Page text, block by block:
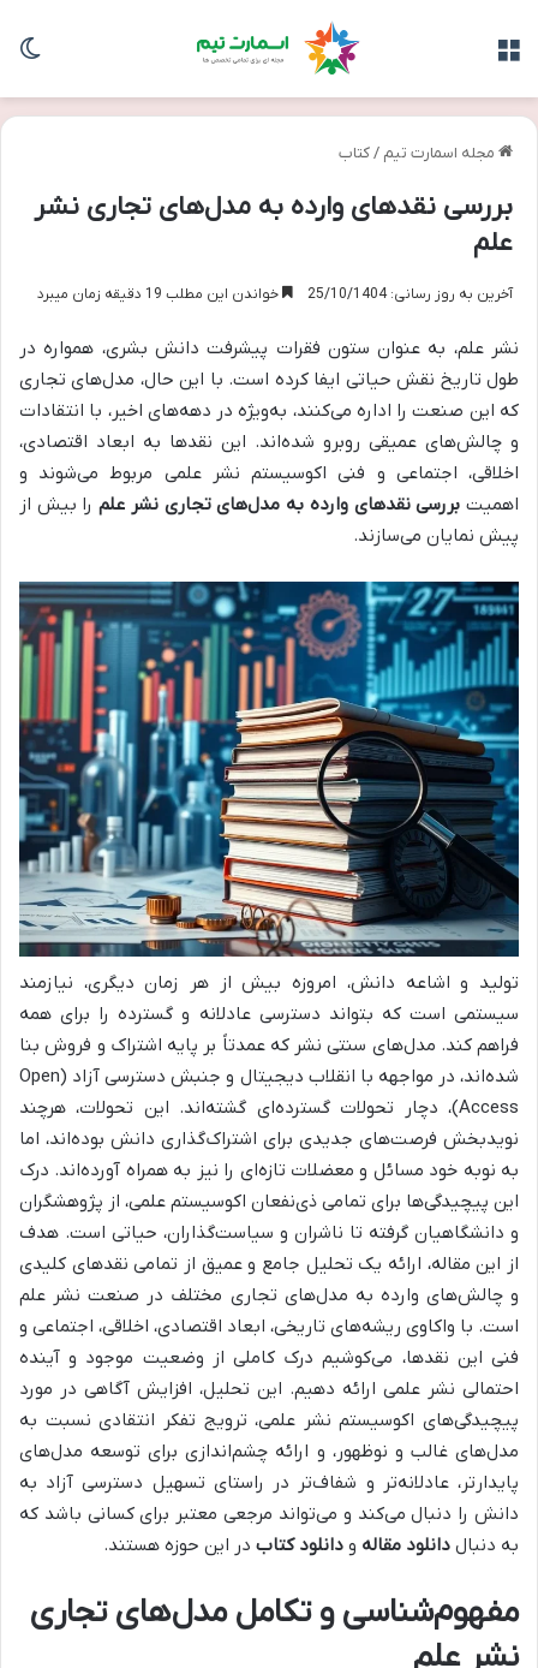
مجله اسمارت تیم /کتاب
بررسی نقدهای وارده به مدل‌های تجاری نشر
علم
آخرین به روز رسانی: 25/10/1404 خواندن این مطلب 19 دقیقه زمان میبرد
نشر علم، به عنوان ستون فقرات پیشرفت دانش بشری، همواره در
طول تاریخ نقش حیاتی ایفا کرده است. با این حال، مدل‌های تجاری
که این صنعت را اداره می‌کنند، به‌ویژه در دهه‌های اخیر، با انتقادات
و چالش‌های عمیقی روبرو شده‌اند. این نقدها به ابعاد اقتصادی،
اخلاقی، اجتماعی و فنی اکوسیستم نشر علمی مربوط می‌شوند و
اهمیت بررسی نقدهای وارده به مدل‌های تجاری نشر علمرا بیش از
پیش نمایان می‌سازند.
تولید و اشاعه دانش، امروزه بیش از هر زمان دیگری، نیازمند
سیستمی است که بتواند دسترسی عادلانه و گسترده را برای همه
فراهم کند. مدل‌های سنتی نشر که عمدتاً بر پایه اشتراک و فروش بنا
شده‌اند، در مواجهه با انقلاب دیجیتال و جنبش دسترسی آزاد (Open
Access)، دچار تحولات گسترده‌ای گشته‌اند. این تحولات، هرچند
نویدبخش فرصت‌های جدیدی برای اشتراک‌گذاری دانش بوده‌اند، اما
به نوبه خود مسائل و معضلات تازه‌ای را نیز به همراه آورده‌اند. درک
این پیچیدگی‌ها برای تمامی ذی‌نفعان اکوسیستم علمی، از پژوهشگران
و دانشگاهیان گرفته تا ناشران و سیاست‌گذاران، حیاتی است. هدف
از این مقاله، ارائه یک تحلیل جامع و عمیق از تمامی نقدهای کلیدی
و چالش‌های وارده به مدل‌های تجاری مختلف در صنعت نشر علم
است. با واکاوی ریشه‌های تاریخی، ابعاد اقتصادی، اخلاقی، اجتماعی و
فنی این نقدها، می‌کوشیم درک کاملی از وضعیت موجود و آینده
احتمالی نشر علمی ارائه دهیم. این تحلیل، افزایش آگاهی در مورد
پیچیدگی‌های اکوسیستم نشر علمی، ترویج تفکر انتقادی نسبت به
مدل‌های غالب و نوظهور، و ارائه چشم‌اندازی برای توسعه مدل‌های
پایدارتر، عادلانه‌تر و شفاف‌تر در راستای تسهیل دسترسی آزاد به
دانش را دنبال می‌کند و می‌تواند مرجعی معتبر برای کسانی باشد که
به دنبال دانلود مقاله و دانلود کتاب در این حوزه هستند.
مفهوم‌شناسی و تکامل مدل‌های تجاری
نشر علم